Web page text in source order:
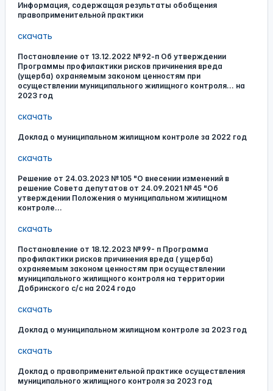
Информация, содержащая результаты обобщения
правоприменительной практики
скачать
Постановление от 13.12.2022 №92-п Об утверждении
Программы профилактики рисков причинения вреда
(ущерба) охраняемым законом ценностям при
осуществлении муниципального жилищного контроля... на
2023 год
скачать
Доклад о муниципальном жилищном контроле за 2022 год
скачать
Решение от 24.03.2023 №105 "О внесении изменений в
решение Совета депутатов от 24.09.2021 №45 "Об
утверждении Положения о муниципальном жилищном
контроле...
скачать
Постановление от 18.12.2023 №99- п Программа
профилактики рисков причинения вреда ( ущерба)
охраняемым законом ценностям при осуществлении
муниципального жилищного контроля на территории
Добринского с/с на 2024 годо
скачать
Доклад о муниципальном жилищном контроле за 2023 год
скачать
Доклад о правоприменительной практике осуществления
муниципального жилищного контроля за 2023 год